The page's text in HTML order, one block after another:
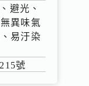
避光、
異味氣
易汙染
號